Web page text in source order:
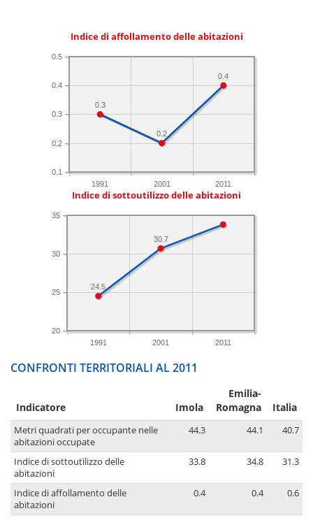
Indice di affollamento delle abitazioni
1991 2001 2011
0.1
0.2
0.3
0.4
0.5
0.4
0.2
0.3
Indice di sottoutilizzo delle abitazioni
1991 2001 2011
20
25
30
35
30.7
24.5
CONFRONTI TERRITORIALI AL 2011
Indicatore Imola
Emilia-
Romagna
Italia
Metri quadrati per occupante nelle
abitazioni occupate
44.3 44.1 40.7
Indice di sottoutilizzo delle
abitazioni
33.8 34.8 31.3
Indice di affollamento delle
abitazioni
0.4 0.4 0.6